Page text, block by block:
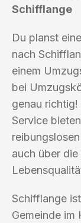
Schifflange
Du planst
nach
einem
bei
genau
Service
auch über
Schifflange
Gemeinde im